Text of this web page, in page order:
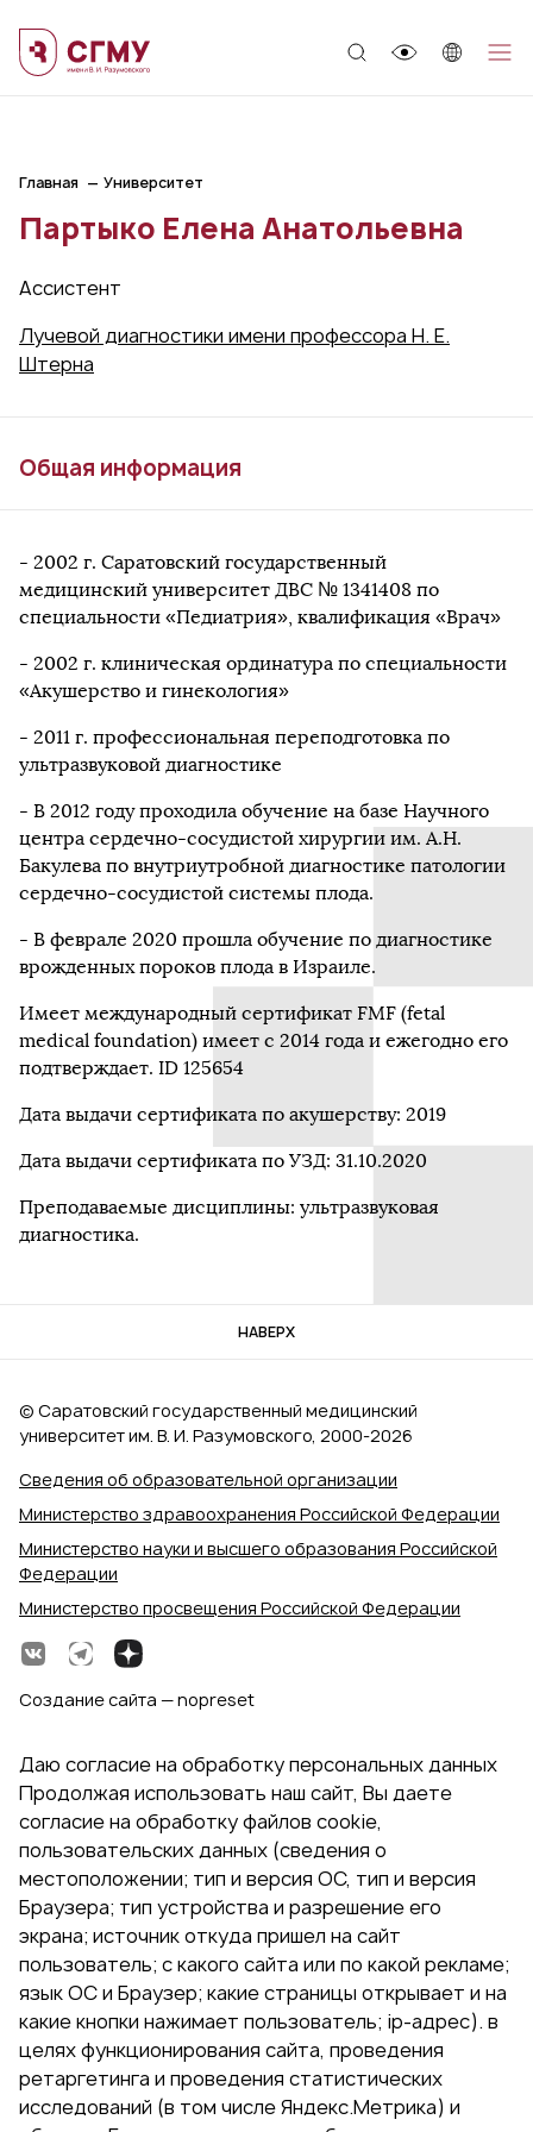
Главная Университет
Партыко Елена Анатольевна
Ассистент
Лучевой диагностики имени профессора Н. Е.
Штерна
Общая информация
- 2002 г. Саратовский государственный
медицинский университет ДВС № 1341408 по
специальности «Педиатрия», квалификация «Врач»
- 2002 г. клиническая ординатура по специальности
«Акушерство и гинекология»
- 2011 г. профессиональная переподготовка по
ультразвуковой диагностике
- В 2012 году проходила обучение на базе Научного
центра сердечно-сосудистой хирургии им. А.Н.
Бакулева по внутриутробной диагностике патологии
сердечно-сосудистой системы плода.
- В феврале 2020 прошла обучение по диагностике
врожденных пороков плода в Израиле.
Имеет международный сертификат FMF (fetal
medical foundation) имеет с 2014 года и ежегодно его
подтверждает. ID 125654
Дата выдачи сертификата по акушерству: 2019
Дата выдачи сертификата по УЗД: 31.10.2020
Преподаваемые дисциплины: ультразвуковая
диагностика.
НАВЕРХ
Сведения об образовательной организации
Министерство здравоохранения Российской Федерации
Министерство науки и высшего образования Российской
Федерации
Министерство просвещения Российской Федерации
© Саратовский государственный медицинский
университет им. В. И. Разумовского, 2000‑2026
Создание сайта — nopreset
Даю согласие на обработку персональных данных
Продолжая использовать наш сайт, Вы даете
согласие на обработку файлов cookie,
пользовательских данных (сведения о
местоположении; тип и версия ОС, тип и версия
Браузера; тип устройства и разрешение его
экрана; источник откуда пришел на сайт
пользователь; с какого сайта или по какой рекламе;
язык ОС и Браузер; какие страницы открывает и на
какие кнопки нажимает пользователь; ip-адрес). в
целях функционирования сайта, проведения
ретаргетинга и проведения статистических
исследований (в том числе Яндекс.Метрика) и